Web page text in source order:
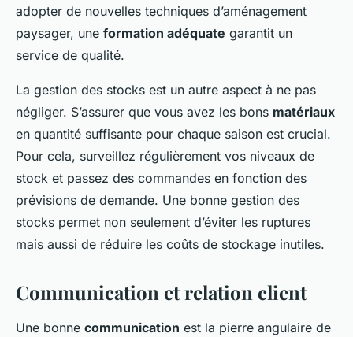
adopter de nouvelles techniques d’aménagement
paysager, une formation adéquate garantit un
service de qualité.
La gestion des stocks est un autre aspect à ne pas
négliger. S’assurer que vous avez les bons matériaux
en quantité suffisante pour chaque saison est crucial.
Pour cela, surveillez régulièrement vos niveaux de
stock et passez des commandes en fonction des
prévisions de demande. Une bonne gestion des
stocks permet non seulement d’éviter les ruptures
mais aussi de réduire les coûts de stockage inutiles.
Communication et relation client
Une bonne communication est la pierre angulaire de